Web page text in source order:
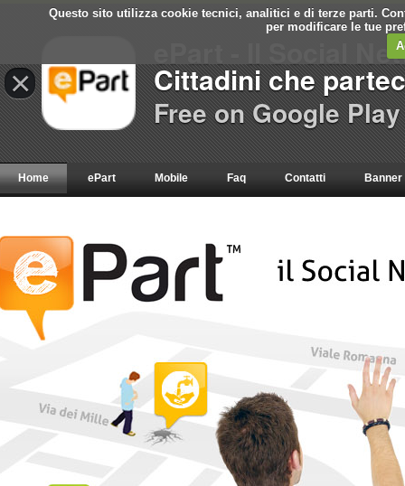
Questo sito utilizza cookie tecnici, analitici e di terze parti.
per modificare le tue
Home ePart Mobile Faq Contatti Banner
×
ePart - Il Social
Cittadini che
Free on Google Play